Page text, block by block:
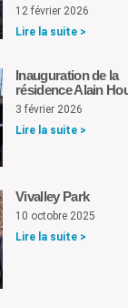
12 février 2026
Lire la suite >
Inauguration de la
résidence Alain
3 février 2026
Lire la suite >
Vivalley Park
10 octobre 2025
Lire la suite >